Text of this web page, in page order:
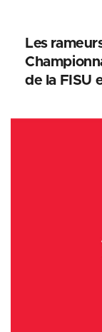
Les
de la FISU